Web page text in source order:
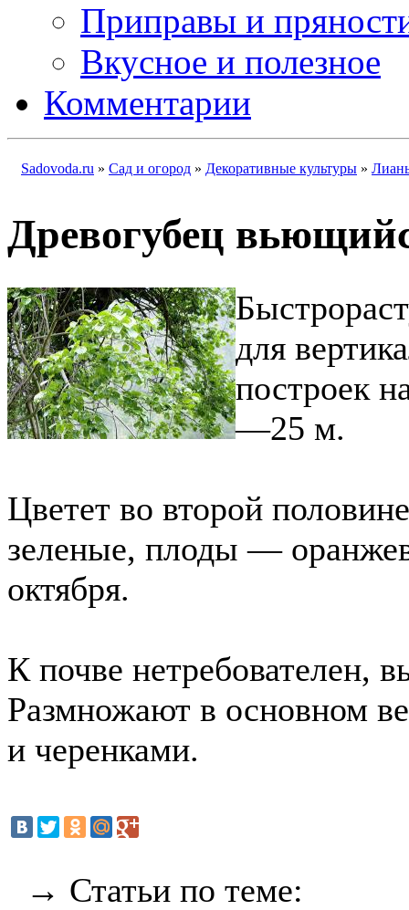
Приправы и
Вкусное и полезное
Комментарии
Sadovoda.ru » Сад и огород » Декоративные культуры »
Древогубец
для
построек
—25 м.
Цветет во второй
зеленые, плоды —
октября.
К почве нетребователен,
Размножают в основном
и черенками.
→ Статьи по теме: